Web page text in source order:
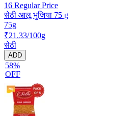
16 Regular Price
सेठी आलू भुजिया 75 g
75g
₹21.33/100g
सेठी
ADD
58%
OFF